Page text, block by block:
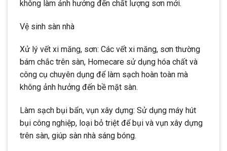
không làm ảnh hưởng đến chất lượng sơn mới.
Vệ sinh sàn nhà
Xử lý vết xi măng, sơn: Các vết xi măng, sơn thường
bám chắc trên sàn, Homecare sử dụng hóa chất và
công cụ chuyên dụng để làm sạch hoàn toàn mà
không ảnh hưởng đến bề mặt sàn.
Làm sạch bụi bẩn, vụn xây dựng: Sử dụng máy hút
bụi công nghiệp, loại bỏ triệt để bụi và vụn xây dựng
trên sàn, giúp sàn nhà sáng bóng.